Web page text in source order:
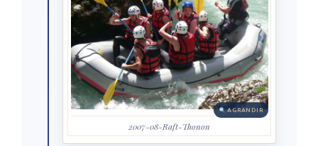
AGRANDIR
2007-08-Raft-Thonon